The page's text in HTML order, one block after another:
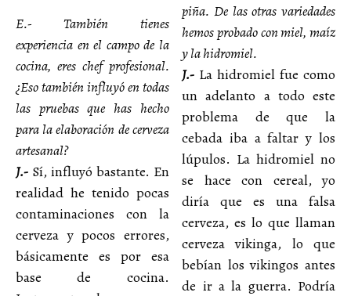
E.- También tienes
experiencia en el campo de la
cocina, eres chef profesional.
¿Eso también influyó en todas
las pruebas que has hecho
para la elaboración de cerveza
artesanal?
J.- Sí, influyó bastante. En
realidad he tenido pocas
contaminaciones con la
cerveza y pocos errores,
básicamente es por esa
base de cocina.
piña. De las otras variedades
hemos probado con miel, maíz
y la hidromiel.
J.- La hidromiel fue como
un adelanto a todo este
problema de que la
cebada iba a faltar y los
lúpulos. La hidromiel no
se hace con cereal, yo
diría que es una falsa
cerveza, es lo que llaman
cerveza vikinga, lo que
bebían los vikingos antes
de ir a la guerra. Podría